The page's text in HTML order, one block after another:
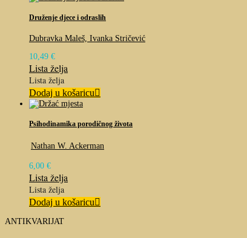
Druženje djece i odraslih
Dubravka Maleš, Ivanka Stričević
10,49 €
Lista želja
Lista želja
Dodaj u košaricu
Psihodinamika porodičnog života
Nathan W. Ackerman
6,00 €
Lista želja
Lista želja
Dodaj u košaricu
ANTIKVARIJAT